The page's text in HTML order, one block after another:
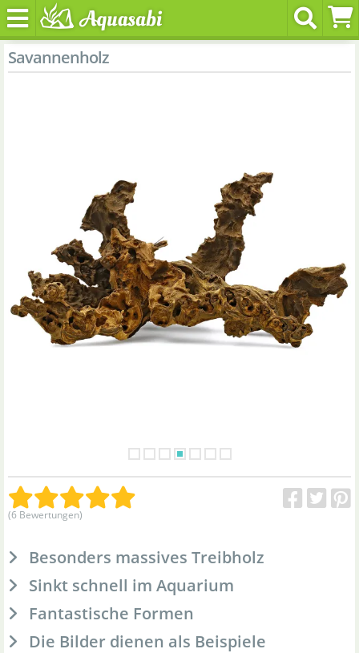
Savannenholz
(6 Bewertungen)
Besonders massives Treibholz
Sinkt schnell im Aquarium
Fantastische Formen
Die Bilder dienen als Beispiele